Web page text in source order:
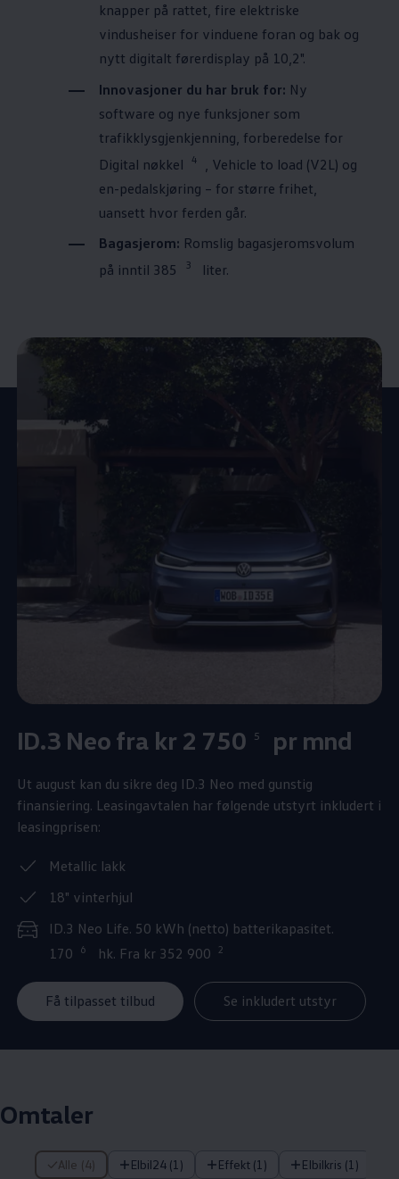
knapper på rattet, fire elektriske
vindusheiser for vinduene foran og bak og
nytt digitalt førerdisplay på 10,2".
Innovasjoner du har bruk for: Ny
software og nye funksjoner som
trafikklysgjenkjenning, forberedelse for
Digital nøkkel
4
, Vehicle to load (V2L) og
en-pedalskjøring – for større frihet,
uansett hvor ferden går.
Bagasjerom: Romslig bagasjeromsvolum
på inntil 385
3 liter.
ID.3 Neo fra kr 2 750 5 pr mnd
Ut august kan du sikre deg ID.3 Neo med gunstig
finansiering. Leasingavtalen har følgende utstyrt inkludert i
leasingprisen:
Metallic lakk
18" vinterhjul
ID.3 Neo Life. 50 kWh (netto) batterikapasitet.
170
6 hk. Fra kr 352 900 2
Få tilpasset tilbud Se inkludert utstyr
Omtaler
Alle (4) Elbil24 (1) Effekt (1) Elbilkris (1)
4 av 4